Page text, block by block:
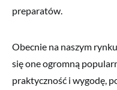
preparatów.
Obecnie na naszym
się one ogromną
praktyczność i wygodę,